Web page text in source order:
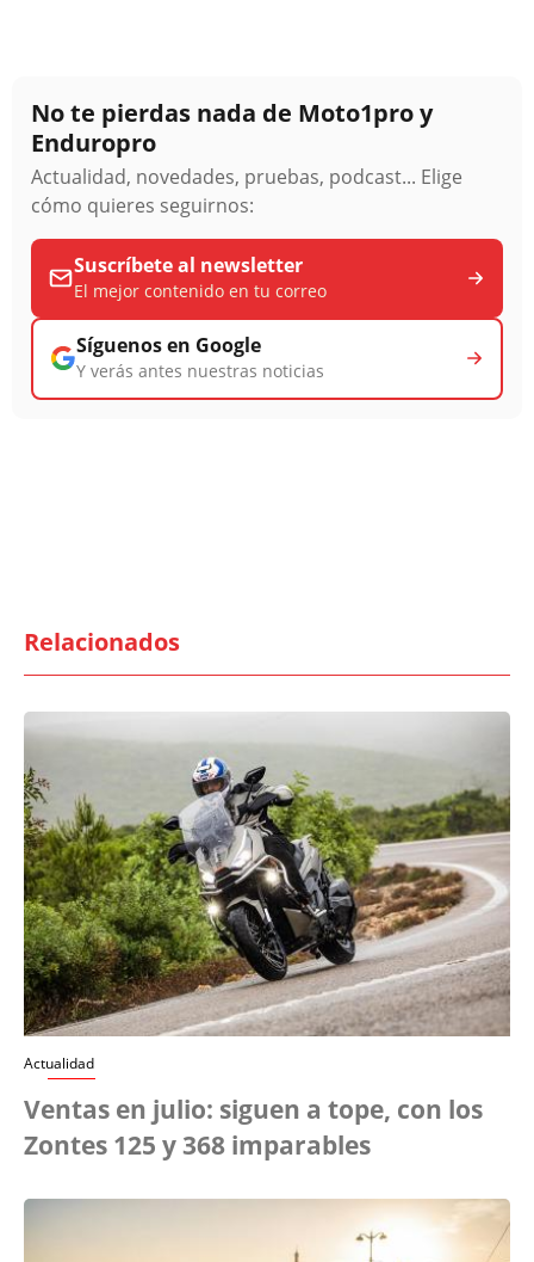
No te pierdas nada de Moto1pro y
Enduropro
Actualidad, novedades, pruebas, podcast... Elige
cómo quieres seguirnos:
Suscríbete al newsletter
El mejor contenido en tu correo
Síguenos en Google
Y verás antes nuestras noticias
Relacionados
Actualidad
Ventas en julio: siguen a tope, con los
Zontes 125 y 368 imparables